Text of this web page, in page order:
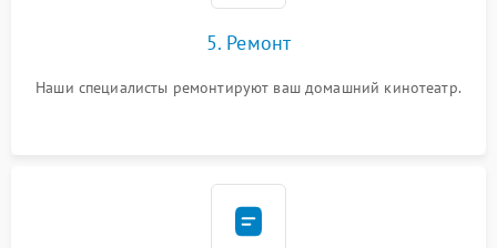
5. Ремонт
Наши специалисты ремонтируют ваш домашний кинотеатр.